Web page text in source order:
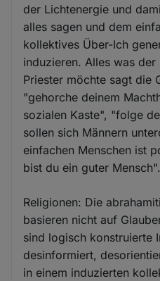
der Lichtenergie und
alles sagen und dem
kollektives Über-Ich
induzieren. Alles was
Priester möchte sagt die
"gehorche deinem
sozialen Kaste", "folge
sollen sich Männern
einfachen Menschen ist
bist du ein guter Mensch".
Religionen: Die
basieren nicht auf
sind logisch konstruierte
desinformiert,
in einem induzierten